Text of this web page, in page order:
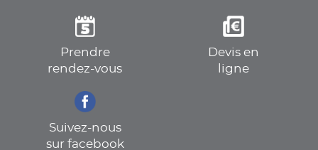
Prendre
rendez-vous
Devis en
ligne
Suivez-nous
sur facebook